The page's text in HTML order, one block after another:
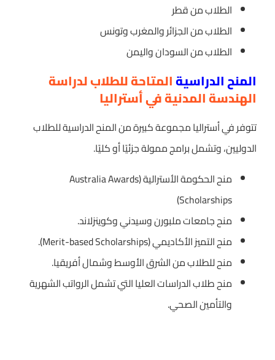
الطلاب من قطر
الطلاب من الجزائر والمغرب وتونس
الطلاب من السودان واليمن
المنح الدراسيةالمتاحة للطلاب لدراسة
الهندسة المدنية في أستراليا
تتوفر في أستراليا مجموعة كبيرة من المنح الدراسية للطلاب
الدوليين، وتشمل برامج ممولة جزئيًا أو كليًا.
منح الحكومة الأسترالية (Australia Awards
Scholarships)
منح جامعات ملبورن وسيدني وكوينزلاند.
منح التميز الأكاديمي (Merit-based Scholarships).
منح للطلاب من الشرق الأوسط وشمال أفريقيا.
منح طلاب الدراسات العليا التي تشمل الرواتب الشهرية
والتأمين الصحي.